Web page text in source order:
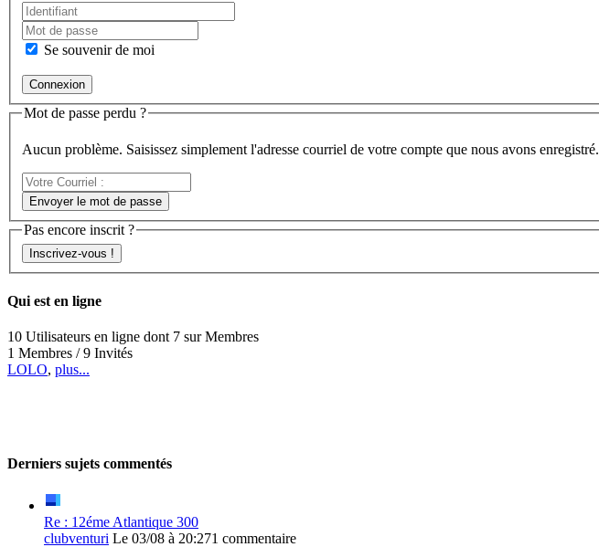
Se souvenir de moi
Mot de passe perdu ?
Aucun problème. Saisissez simplement l'adresse courriel de votre compte que nous avons enregistré.
Votre
Courriel
:
Envoyer le mot de passe
Pas encore inscrit ?
Inscrivez-vous !
Qui est en ligne
10 Utilisateurs en ligne dont 7 sur Membres
1 Membres / 9 Invités
LOLO, plus...
Derniers sujets commentés
Re : 12éme Atlantique 300
clubventuri Le 03/08 à 20:271 commentaire